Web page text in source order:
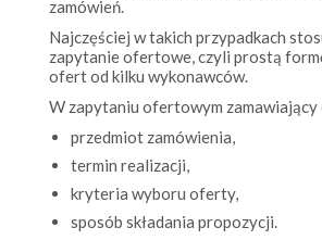
Najczęściej w takich przypadkach
zapytanie ofertowe, czyli prostą
ofert od kilku wykonawców.
W zapytaniu ofertowym zamawiający
przedmiot zamówienia,
termin realizacji,
kryteria wyboru oferty,
sposób składania propozycji.
Choć to procedura uproszczona,